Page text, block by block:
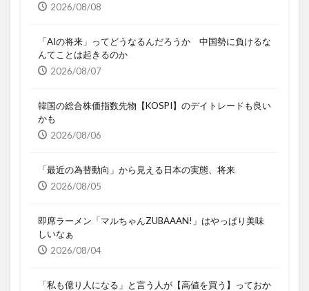
2026/08/08
「AIの将来」ってどうなるんだろうか 中国勢に負けるな
んてことは起きるのか
2026/08/07
韓国の総合株価指数先物【KOSPI】のデイトレードも良い
かも
2026/08/06
「最近の為替動向」から見える日本の実態、将来
2026/08/05
即席ラーメン「マルちゃんZUBAAAN!」はやっぱり美味
しいなぁ
2026/08/04
「私も億り人になる」と言う人が【高値を買う】っておか